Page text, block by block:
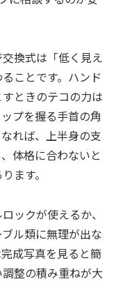
換式は「低く見え
ことです。ハンド
ときのテコの力は
プを握る手首の角
れば、上半身の支
体格に合わないと
ます。
ックが使えるか、
ル類に無理が出な
成写真を見ると簡
整の積み重ねが大